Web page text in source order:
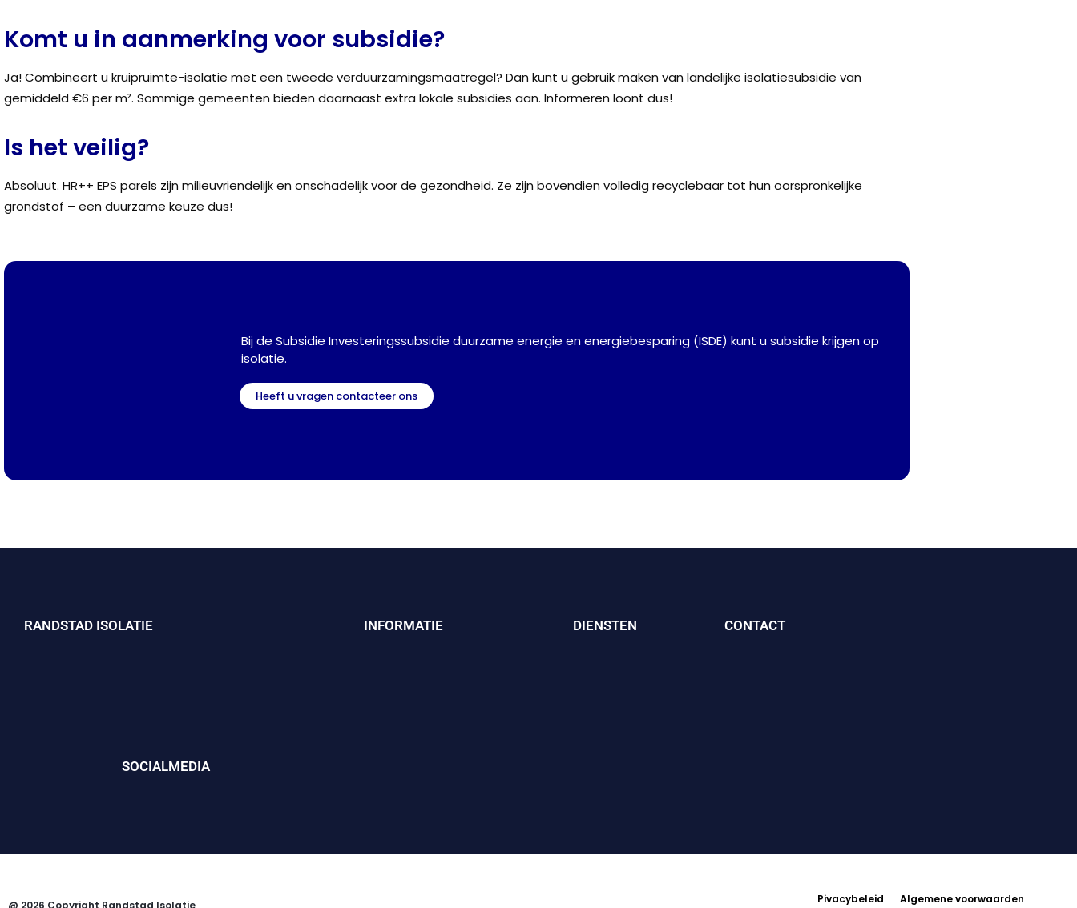
Komt u in aanmerking voor subsidie?
Ja! Combineert u kruipruimte-isolatie met een tweede verduurzamingsmaatregel? Dan kunt u gebruik maken van landelijke isolatiesubsidie van
gemiddeld €6 per m². Sommige gemeenten bieden daarnaast extra lokale subsidies aan. Informeren loont dus!
Is het veilig?
Absoluut. HR++ EPS parels zijn milieuvriendelijk en onschadelijk voor de gezondheid. Ze zijn bovendien volledig recyclebaar tot hun oorspronkelijke
grondstof – een duurzame keuze dus!
Bij de Subsidie ​​Investeringssubsidie duurzame energie en energiebesparing (ISDE) kunt u subsidie ​​krijgen op
isolatie.
Heeft u vragen contacteer ons
RANDSTAD ISOLATIE
SOCIALMEDIA
INFORMATIE DIENSTEN CONTACT
@ 2026 Copyright Randstad Isolatie Pivacybeleid Algemene voorwaarden